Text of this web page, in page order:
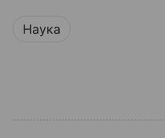
Наука